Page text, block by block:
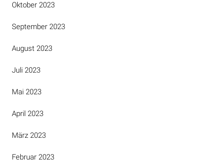
Oktober 2023
September 2023
August 2023
Juli 2023
Mai 2023
April 2023
März 2023
Februar 2023